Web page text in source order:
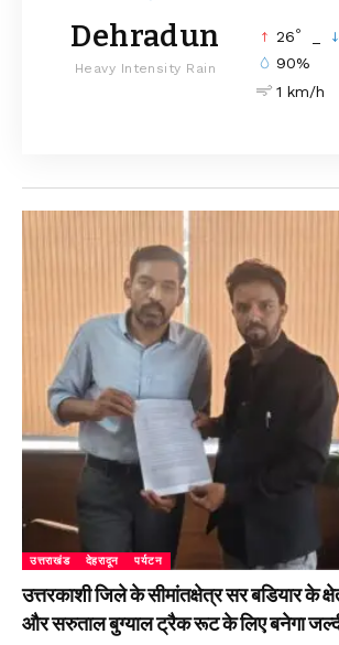
Dehradun
Heavy Intensity Rain
26°
90%
1 km/h
उत्तराखंड देहरादून पर्यटन
उत्तरकाशी जिले के सीमांतक्षेत्र सर बडियार के
और सरुताल बुग्याल ट्रैक रूट के लिए बनेगा